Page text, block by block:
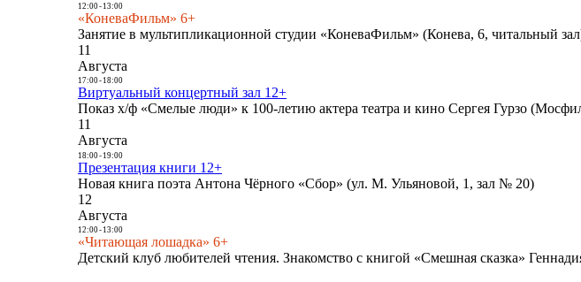
12:00- 13:00
«КоневаФильм» 6+
Занятие в мультипликационной студии «КоневаФильм» (Конева, 6, читальный
11
Августа
17:00- 18:00
Виртуальный концертный зал 12+
Показ х/ф «Смелые люди» к 100-летию актера театра и кино Сергея Гурзо
11
Августа
18:00- 19:00
Презентация книги 12+
Новая книга поэта Антона Чёрного «Сбор» (ул. М. Ульяновой, 1, зал № 20)
12
Августа
12:00- 13:00
«Читающая лошадка» 6+
Детский клуб любителей чтения. Знакомство с книгой «Смешная сказка»